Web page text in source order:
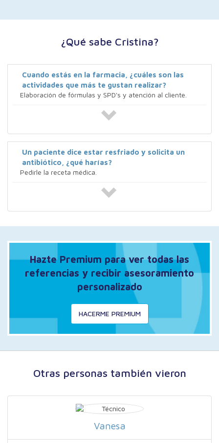
¿Qué sabe Cristina?
Cuando estás en la farmacia, ¿cuáles son las
actividades que más te gustan realizar?
Elaboración de fórmulas y SPD's y atención al cliente.
Un paciente dice estar resfriado y solicita un
antibiótico, ¿qué harías?
Pedirle la receta médica.
Hazte Premium para ver todas las
referencias y recibir asesoramiento
personalizado
HACERME PREMIUM
Otras personas también vieron
Vanesa